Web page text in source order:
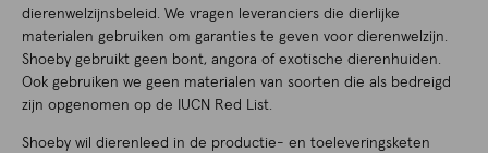
dierenwelzijnsbeleid. We vragen leveranciers die dierlijke
materialen gebruiken om garanties te geven voor dierenwelzijn.
Shoeby gebruikt geen bont, angora of exotische dierenhuiden.
Ook gebruiken we geen materialen van soorten die als bedreigd
zijn opgenomen op de IUCN Red List.
Shoeby wil dierenleed in de productie- en toeleveringsketen